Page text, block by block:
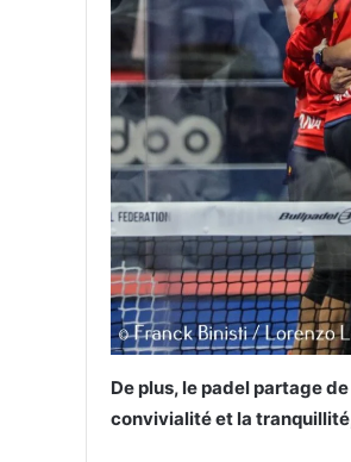
De plus, le padel partage
convivialité et la